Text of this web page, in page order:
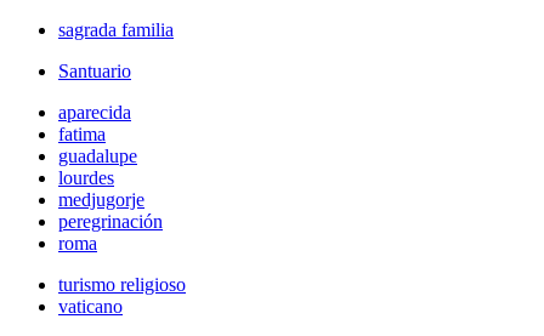
sagrada familia
Santuario
aparecida
fatima
guadalupe
lourdes
medjugorje
peregrinación
roma
turismo religioso
vaticano